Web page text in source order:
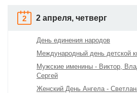
2 2 апреля, четверг
День единения народов
Международный день детской
Мужские именины - Виктор,
Сергей
Женский День Ангела -